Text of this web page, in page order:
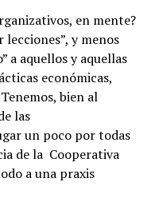
en mente?
y menos
a aquellos y aquellas
económicas,
bien al
las
un poco por todas
de la Cooperativa
a una praxis